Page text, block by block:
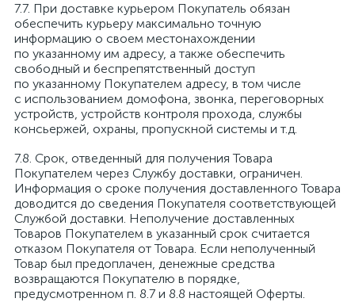
При доставке курьером Покупатель обязан
обеспечить курьеру максимально точную
информацию о своем местонахождении
по указанному им адресу, а также обеспечить
свободный и беспрепятственный доступ
по указанному Покупателем адресу, в том числе
с использованием домофона, звонка, переговорных
устройств, устройств контроля прохода, службы
консьержей, охраны, пропускной системы и т.д.
Срок, отведенный для получения Товара
Покупателем через Службу доставки, ограничен.
Информация о сроке получения доставленного Товара
доводится до сведения Покупателя соответствующей
Службой доставки. Неполучение доставленных
Товаров Покупателем в указанный срок считается
отказом Покупателя от Товара. Если неполученный
Товар был предоплачен, денежные средства
возвращаются Покупателю в порядке,
предусмотренном п. 8.7 и 8.8 настоящей Оферты.